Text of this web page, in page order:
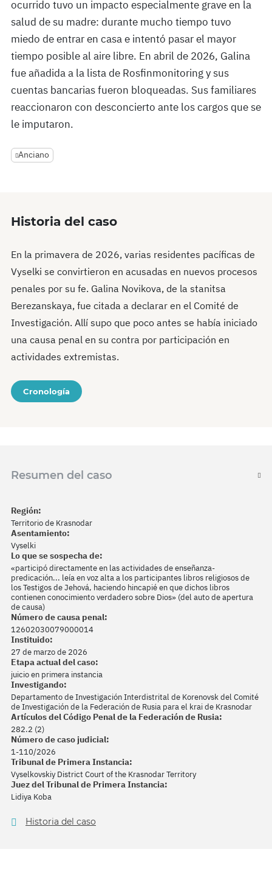
ocurrido tuvo un impacto especialmente grave en la
salud de su madre: durante mucho tiempo tuvo
miedo de entrar en casa e intentó pasar el mayor
tiempo posible al aire libre. En abril de 2026, Galina
fue añadida a la lista de Rosfinmonitoring y sus
cuentas bancarias fueron bloqueadas. Sus familiares
reaccionaron con desconcierto ante los cargos que se
le imputaron.
Anciano
Historia del caso
En la primavera de 2026, varias residentes pacíficas de
Vyselki se convirtieron en acusadas en nuevos procesos
penales por su fe. Galina Novikova, de la stanitsa
Berezanskaya, fue citada a declarar en el Comité de
Investigación. Allí supo que poco antes se había iniciado
una causa penal en su contra por participación en
actividades extremistas.
Cronología
Resumen del caso
Región:
Territorio de Krasnodar
Asentamiento:
Vyselki
Lo que se sospecha de:
«participó directamente en las actividades de enseñanza-
predicación... leía en voz alta a los participantes libros religiosos de
los Testigos de Jehová, haciendo hincapié en que dichos libros
contienen conocimiento verdadero sobre Dios» (del auto de apertura
de causa)
Número de causa penal:
12602030079000014
Instituido:
27 de marzo de 2026
Etapa actual del caso:
juicio en primera instancia
Investigando:
Departamento de Investigación Interdistrital de Korenovsk del Comité
de Investigación de la Federación de Rusia para el krai de Krasnodar
Artículos del Código Penal de la Federación de Rusia:
282.2 (2)
Número de caso judicial:
1-110/2026
Tribunal de Primera Instancia:
Vyselkovskiy District Court of the Krasnodar Territory
Juez del Tribunal de Primera Instancia:
Lidiya Koba
Historia del caso